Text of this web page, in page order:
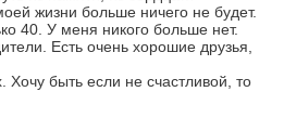
жизни больше ничего не будет.
40. У меня никого больше нет.
Есть очень хорошие друзья,
Хочу быть если не счастливой, то